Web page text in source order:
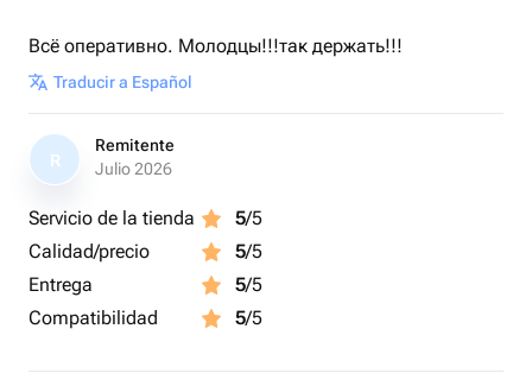
Всё оперативно. Молодцы!!!так держать!!!
Traducir a Español
R
Remitente
Julio 2026
Servicio de la tienda 5/5
Calidad/precio
5/5
Entrega
5/5
Compatibilidad
5/5